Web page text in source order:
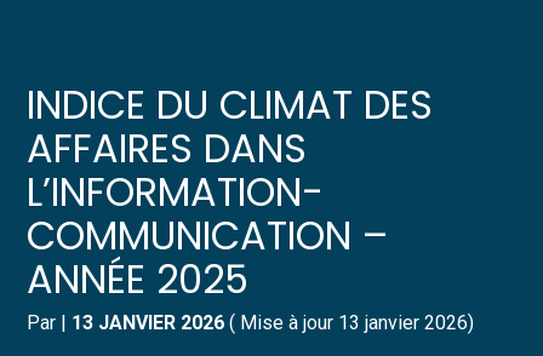
Gérer votre quotidien
Piloter votre entreprise
Développer votre entreprise
Construire votre patrimoine
Suivre votre comptabilité
Gérer vos ressources humaines
Dématérialiser vos documents
INDICE DU CLIMAT DES
AFFAIRES DANS
L’INFORMATION-
COMMUNICATION –
ANNÉE 2025
Par | 13 JANVIER 2026 ( Mise à jour 13 janvier 2026)